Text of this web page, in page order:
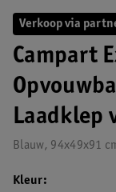
Verkoop via
Campart
Laadklep
Blauw, 94x49x91
Kleur